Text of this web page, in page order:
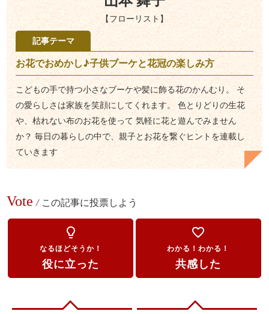
【フローリスト】
記事テーマ
お花でおめかし♪子供ブーケと花冠の楽しみ方
こどもの手で持つ小さなブーケや髪に飾る花のかんむり。 そ
の愛らしさは家族を笑顔にしてくれます。 色とりどりの生花
や、枯れない布のお花を使って 気軽に花と遊んでみません
か？ 毎日の暮らしの中で、親子とお花を繋ぐヒントを連載し
ていきます
Vote / この記事に投票しよう
lightbulb_outline
なるほどそうか！
役に立った
favorite_border
わかる！わかる！
共感した